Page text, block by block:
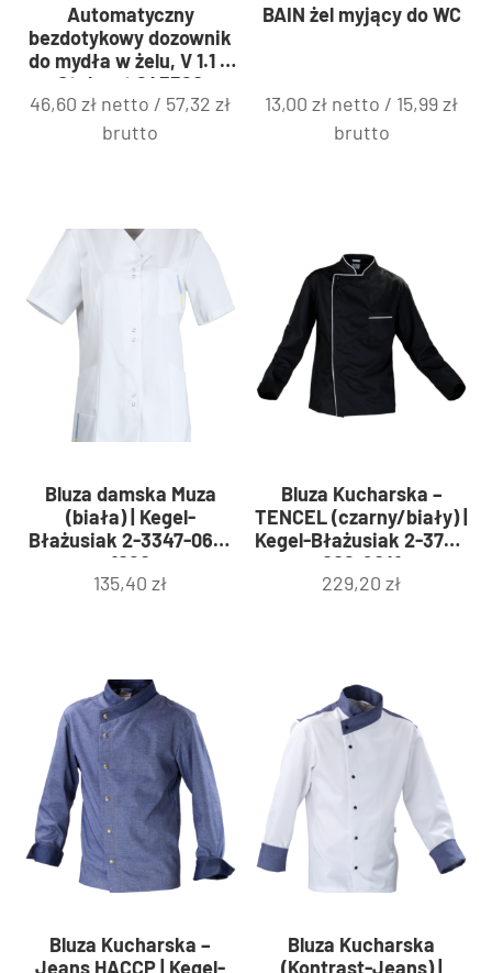
Automatyczny
bezdotykowy dozownik
do mydła w żelu, V 1.1 l |
Stalgast 643520
46,60zł netto / 57,32zł
brutto
BAIN żel myjący do WC
13,00zł netto / 15,99zł
brutto
Bluza damska Muza
(biała) | Kegel-
Błażusiak 2-3347-060-
1080
135,40zł
Bluza Kucharska –
TENCEL (czarny/biały) |
Kegel-Błażusiak 2-3771-
006-9041
229,20zł
Bluza Kucharska –
Jeans HACCP | Kegel-
Bluza Kucharska
(Kontrast-Jeans) |